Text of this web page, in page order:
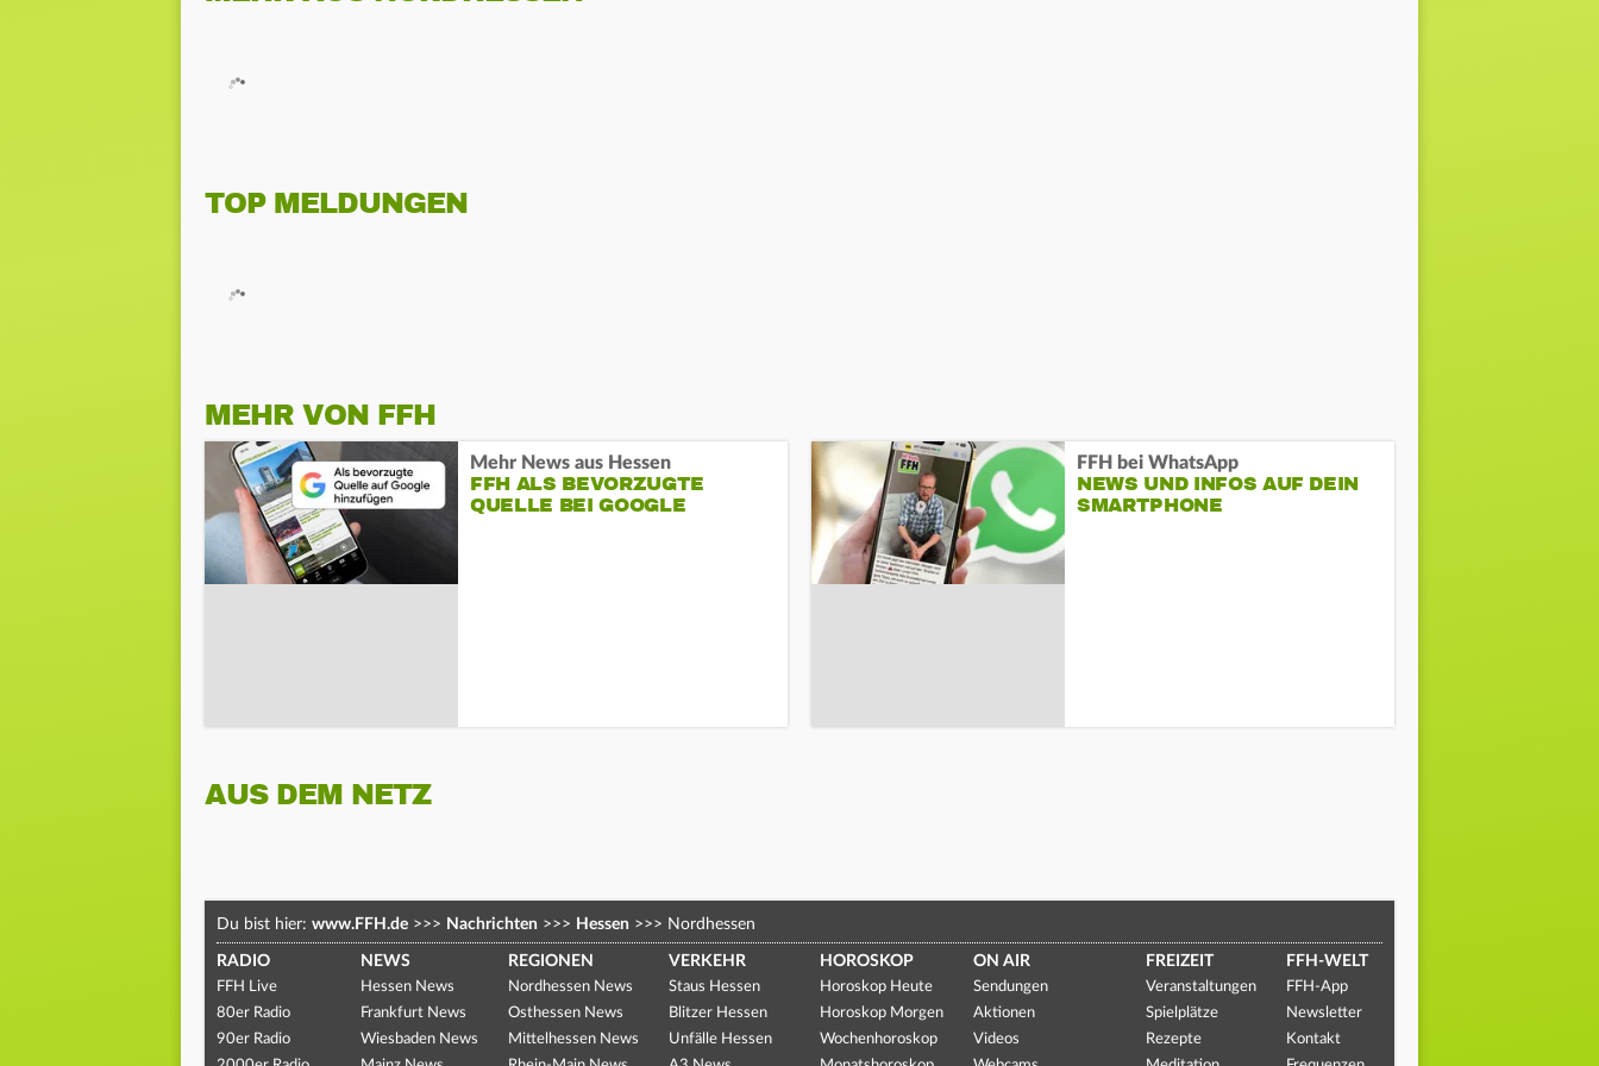
TOP MELDUNGEN
MEHR VON FFH
Mehr News aus Hessen
FFH ALS BEVORZUGTE
QUELLE BEI GOOGLE
FFH bei WhatsApp
NEWS UND INFOS AUF DEIN
SMARTPHONE
AUS DEM NETZ
Du bist hier: www.FFH.de >>> Nachrichten >>> Hessen >>> Nordhessen
RADIO
FFH Live
80er Radio
90er Radio
NEWS
Hessen News
Frankfurt News
Wiesbaden News
REGIONEN
Nordhessen News
Osthessen News
Mittelhessen News
VERKEHR
Staus Hessen
Blitzer Hessen
Unfälle Hessen
HOROSKOP
Horoskop Heute
Horoskop Morgen
Wochenhoroskop
ON AIR
Sendungen
Aktionen
Videos
FREIZEIT
Veranstaltungen
Spielplätze
Rezepte
FFH-WELT
FFH-App
Newsletter
Kontakt